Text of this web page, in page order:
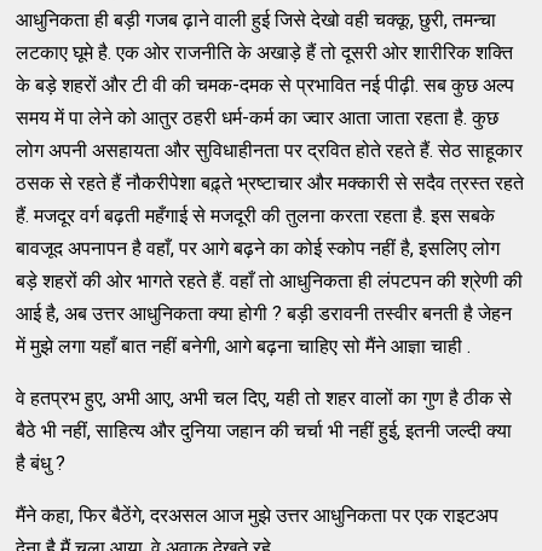
आधुनिकता ही बड़ी गजब ढ़ाने वाली हुई जिसे देखो वही चक्कू, छुरी, तमन्चा
लटकाए घूमे है. एक ओर राजनीति के अखाड़े हैं तो दूसरी ओर शारीरिक शक्ति
के बड़े शहरों और टी वी की चमक-दमक से प्रभावित नई पीढ़ी. सब कुछ अल्प
समय में पा लेने को आतुर ठहरी धर्म-कर्म का ज्वार आता जाता रहता है. कुछ
लोग अपनी असहायता और सुविधाहीनता पर द्रवित होते रहते हैं. सेठ साहूकार
ठसक से रहते हैं नौकरीपेशा बढ़्ते भ्रष्टाचार और मक्कारी से सदैव त्रस्त रहते
हैं. मजदूर वर्ग बढ़ती महँगाई से मजदूरी की तुलना करता रहता है. इस सबके
बावजूद अपनापन है वहाँ, पर आगे बढ़ने का कोई स्कोप नहीं है, इसलिए लोग
बड़े शहरों की ओर भागते रहते हैं. वहाँ तो आधुनिकता ही लंपटपन की श्रेणी की
आई है, अब उत्तर आधुनिकता क्या होगी ? बड़ी डरावनी तस्वीर बनती है जेहन
में मुझे लगा यहाँ बात नहीं बनेगी, आगे बढ़ना चाहिए सो मैंने आज्ञा चाही .
वे हतप्रभ हुए, अभी आए, अभी चल दिए, यही तो शहर वालों का गुण है ठीक से
बैठे भी नहीं, साहित्य और दुनिया जहान की चर्चा भी नहीं हुई, इतनी जल्दी क्या
है बंधु ?
मैंने कहा, फिर बैठेंगे, दरअसल आज मुझे उत्तर आधुनिकता पर एक राइटअप